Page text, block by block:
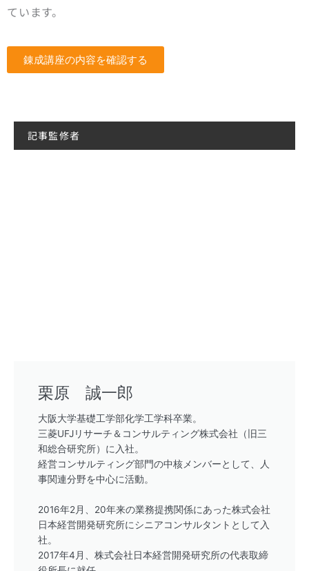
ています。
錬成講座の内容を確認する
記事監修者
栗原 誠一郎
大阪大学基礎工学部化学工学科卒業。
三菱UFJリサーチ＆コンサルティング株式会社（旧三
和総合研究所）に入社。
経営コンサルティング部門の中核メンバーとして、人
事関連分野を中心に活動。
2016年2月、20年来の業務提携関係にあった株式会社
日本経営開発研究所にシニアコンサルタントとして入
社。
2017年4月、株式会社日本経営開発研究所の代表取締